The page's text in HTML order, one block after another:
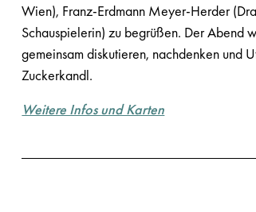
Wien), Franz-Erdmann Meyer-Herder
Schauspielerin) zu begrüßen. Der Abend
gemeinsam diskutieren, nachdenken und
Zuckerkandl.
Weitere Infos und Karten